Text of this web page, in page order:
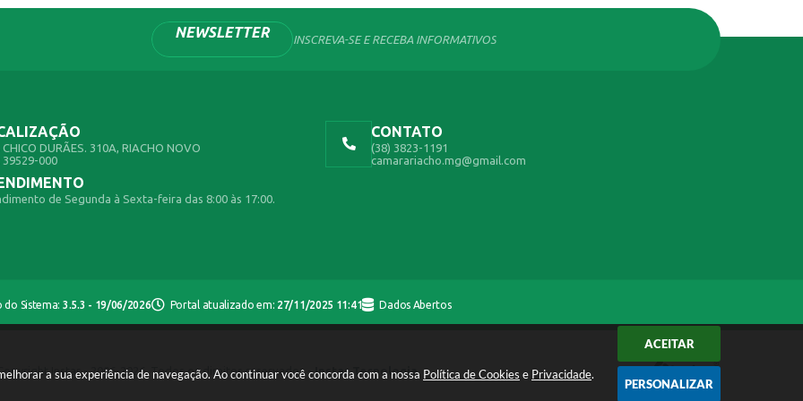
a sua experiência de navegação. Ao continuar você concorda com a nossa Política de Cookies e Privacidade.
ACEITAR
PERSONALIZAR
CHICO DURÃES. 310A, RIACHO NOVO
39529-000
CONTATO
(38) 3823-1191
camarariacho.mg@gmail.com
de Segunda à Sexta-feira das 8:00 às 17:00.
NEWSLETTER INSCREVA-SE E RECEBA INFORMATIVOS
do Sistema: 3.5.3 - 19/06/2026 Portal atualizado em: 27/11/2025 11:41 Dados Abertos
Instar - 2006-2026. Todos os direitos reservados -Instar Tecnologia